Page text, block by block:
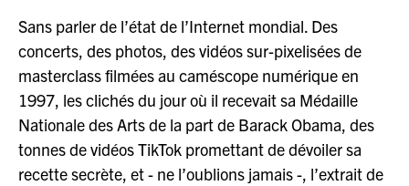
Sans parler de l’état de l’Internet mondial. Des
concerts, des photos, des vidéos sur-pixelisées de
masterclass filmées au caméscope numérique en
1997, les clichés du jour où il recevait sa Médaille
Nationale des Arts de la part de Barack Obama, des
tonnes de vidéos TikTok promettant de dévoiler sa
recette secrète, et - ne l’oublions jamais -, l’extrait de